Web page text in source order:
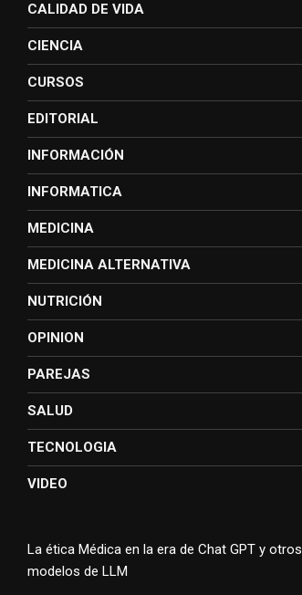
CALIDAD DE VIDA
CIENCIA
CURSOS
EDITORIAL
INFORMACIÓN
INFORMATICA
MEDICINA
MEDICINA ALTERNATIVA
NUTRICIÓN
OPINION
PAREJAS
SALUD
TECNOLOGIA
VIDEO
La ética Médica en la era de Chat GPT y otros
modelos de LLM